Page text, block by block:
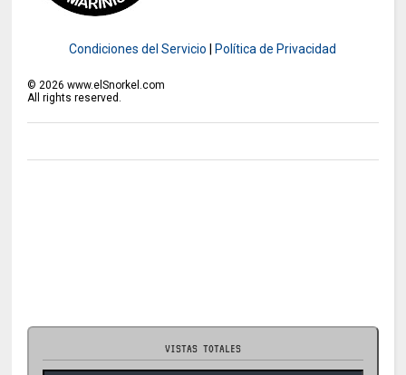
Condiciones del Servicio Política de Privacidad
© 2026 www.elSnorkel.com
All rights reserved.
VISTAS TOTALES